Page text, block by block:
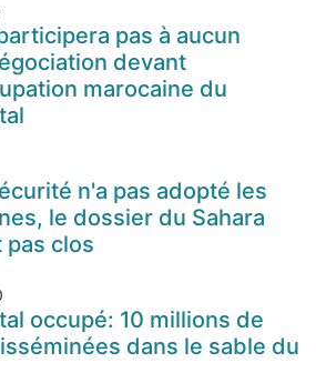
pas à aucun
devant
marocaine du
n'a pas adopté les
le dossier du Sahara
clos
occupé: 10 millions de
dans le sable du